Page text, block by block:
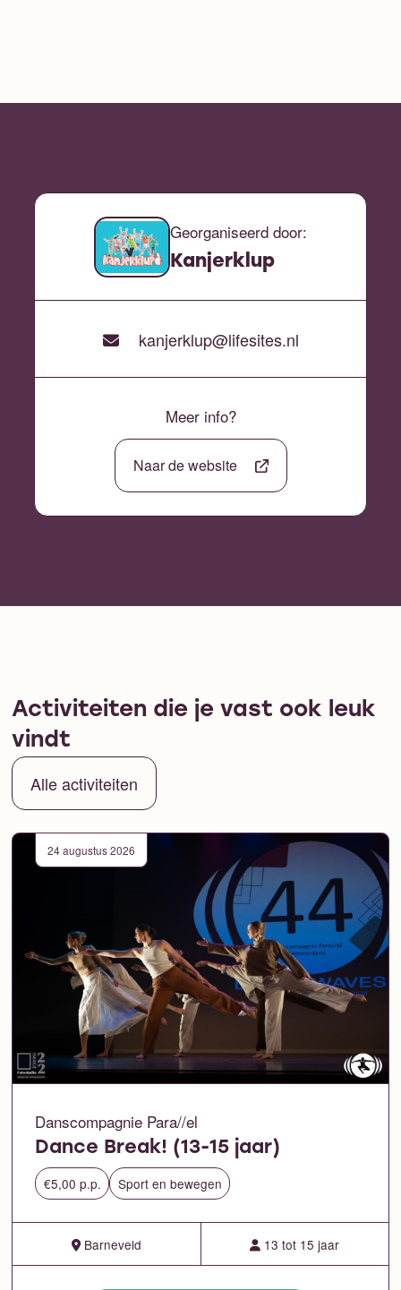
Georganiseerd door:
Kanjerklup
kanjerklup@lifesites.nl
Meer info?
Naar de website
Activiteiten die je vast ook leuk
vindt
Alle activiteiten
24 augustus 2026
Danscompagnie Para//el
Dance Break! (13-15 jaar)
€5,00 p.p. Sport en bewegen
Barneveld 13 tot 15 jaar